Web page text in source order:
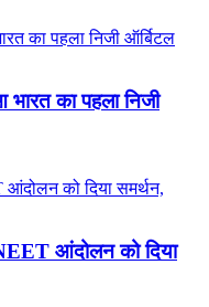
का पहला निजी
आंदोलन को दिया